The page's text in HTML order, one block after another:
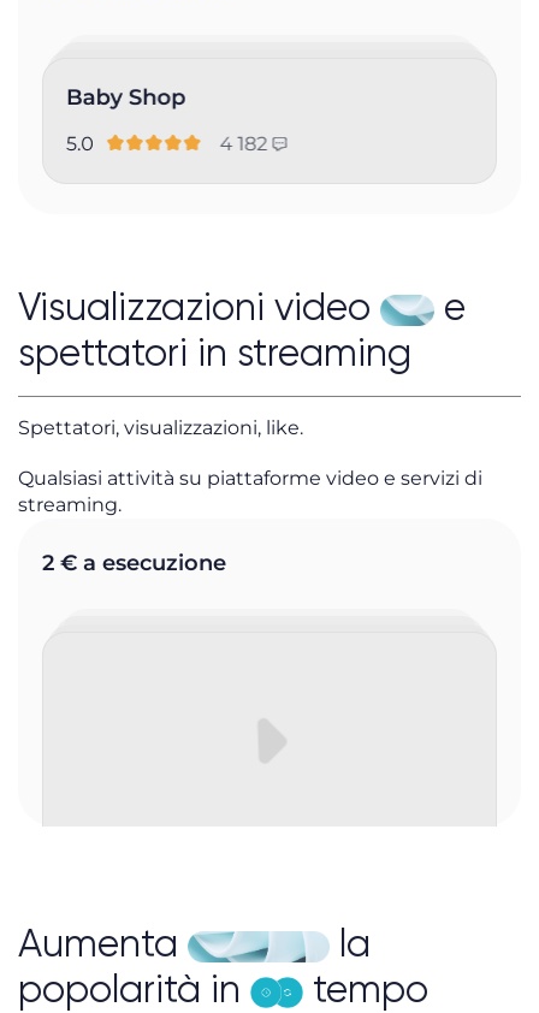
Visualizzazioni video
e
spettatori in streaming
Spettatori, visualizzazioni, like.
Qualsiasi attività su piattaforme video e servizi di
streaming.
2 € a esecuzione
Aumenta
la
popolarità in
tempo